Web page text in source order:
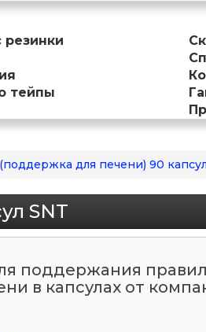
тейпы
для печени) 90
SNT
поддержания
в капсулах от